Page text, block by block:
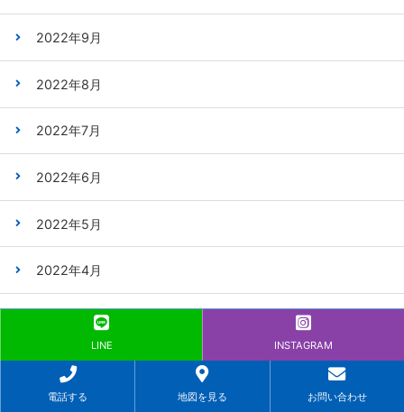
2022年9月
2022年8月
2022年7月
2022年6月
2022年5月
2022年4月
2022年3月
2020年11月
LINE INSTAGRAM
電話する 地図を見る お問い合わせ